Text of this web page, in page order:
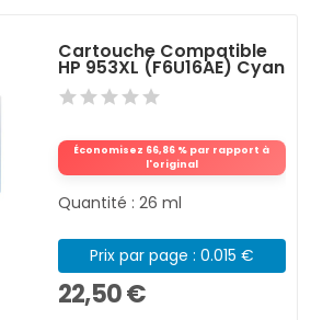
Cartouche Compatible
HP 953XL (F6U16AE) Cyan
Économisez 66,86 % par rapport à
l'original
Quantité : 26 ml
Prix par page : 0.015 €
22,50 €